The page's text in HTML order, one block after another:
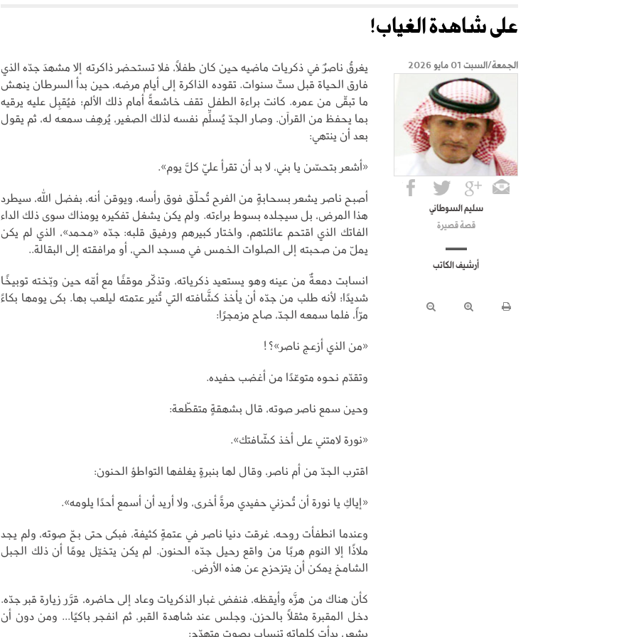
على شاهدة الغياب!
الجمعة/السبت 01 مايو 2026
سليم السوطاني
قصة قصيرة
أرشيف الكاتب
يغرقُ ناصرٌ في ذكريات ماضيه حين كان طفلًا، فلا تستحضر ذاكرته إلا مشهدَ جدّه الذي
فارق الحياة قبل ستّ سنوات. تقوده الذاكرة إلى أيام مرضه، حين بدأ السرطان ينهش
ما تبقّى من عمره. كانت براءة الطفل تقف خاشعةً أمام ذلك الألم؛ فيُقبِل عليه يرقيه
بما يحفظ من القرآن. وصار الجدّ يُسلِّم نفسه لذلك الصغير، يُرهِف سمعه له، ثم يقول
بعد أن ينتهي:
«أشعر بتحسّن يا بني، لا بد أن تقرأ عليّ كلَّ يوم».
أصبح ناصر يشعر بسحابةٍ من الفرح تُحلّق فوق رأسه، ويوقن أنه، بفضل الله، سيطرد
هذا المرض، بل سيجلده بسوط براءته. ولم يكن يشغل تفكيره يومذاك سوى ذلك الداء
الفاتك الذي اقتحم عائلتهم، واختار كبيرهم ورفيق قلبه: جدّه «محمد»، الذي لم يكن
يملّ من صحبته إلى الصلوات الخمس في مسجد الحي، أو مرافقته إلى البقالة..
انسابت دمعةٌ من عينه وهو يستعيد ذكرياته، وتذكّر موقفًا مع أمّه حين وبّخته توبيخًا
شديدًا؛ لأنه طلب من جدّه أن يأخذ كشَّافته التي تُنير عتمته ليلعب بها. بكى يومها بكاءً
مرّاً، فلما سمعه الجدّ، صاح مزمجرًا:
«من الذي أزعج ناصر»؟!
وتقدّم نحوه متوعّدًا من أغضب حفيده.
وحين سمع ناصر صوته، قال بشهقةٍ متقطّعة:
«نورة لامتني على أخذ كشّافتك».
اقترب الجدّ من أم ناصر، وقال لها بنبرةٍ يغلفها التواطؤ الحنون:
«إياكِ يا نورة أن تُحزني حفيدي مرةً أخرى، ولا أريد أن أسمع أحدًا يلومه».
وعندما انطفأت روحه، غرقت دنيا ناصر في عتمةٍ كثيفة، فبكى حتى بحّ صوته، ولم يجد
ملاذًا إلا النوم هربًا من واقع رحيل جدّه الحنون. لم يكن يتخيّل يومًا أن ذلك الجبل
الشامخ يمكن أن يتزحزح عن هذه الأرض.
كأن هناك من هزَّه وأيقظه، فنفض غبار الذكريات وعاد إلى حاضره، قرَّر زيارة قبر جدّه.
دخل المقبرة مثقلًا بالحزن، وجلس عند شاهدة القبر، ثم انفجر باكيًا... ومن دون أن
يشعر، بدأت كلماته تنساب بصوتٍ متهدّج: